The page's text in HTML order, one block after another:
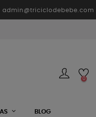
admin@triciclodebebe.com
0
BLOG